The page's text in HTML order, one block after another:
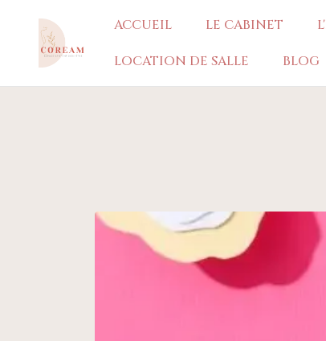
ACCUEIL LE CABINET
LOCATION DE SALLE BLOG